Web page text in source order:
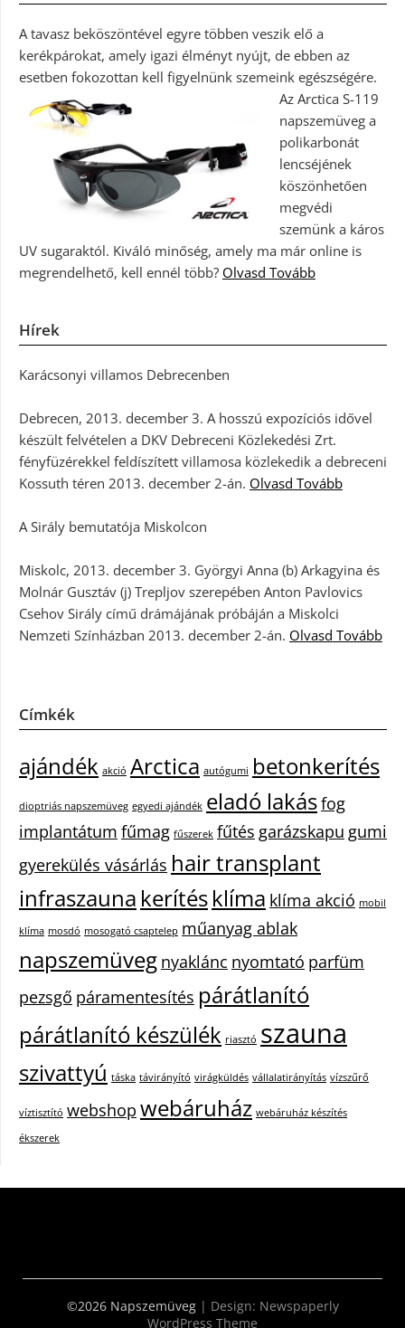
A tavasz beköszöntével egyre többen veszik elő a
kerékpárokat, amely igazi élményt nyújt, de ebben az
esetben fokozottan kell figyelnünk szemeink egészségére.
Az Arctica S-119
napszemüveg a
polikarbonát
lencséjének
köszönhetően
megvédi
szemünk a káros
UV sugaraktól. Kiváló minőség, amely ma már online is
megrendelhető, kell ennél több? Olvasd Tovább
Hírek
Karácsonyi villamos Debrecenben
Debrecen, 2013. december 3. A hosszú expozíciós idővel
készült felvételen a DKV Debreceni Közlekedési Zrt.
fényfüzérekkel feldíszített villamosa közlekedik a debreceni
Kossuth téren 2013. december 2-án. Olvasd Tovább
A Sirály bemutatója Miskolcon
Miskolc, 2013. december 3. Györgyi Anna (b) Arkagyina és
Molnár Gusztáv (j) Trepljov szerepében Anton Pavlovics
Csehov Sirály című drámájának próbáján a Miskolci
Nemzeti Színházban 2013. december 2-án. Olvasd Tovább
Címkék
ajándék akció Arctica autógumi betonkerítés
dioptriás napszemüveg egyedi ajándék eladó lakásfog
implantátum fűmag fűszerek fűtés garázskapu gumi
gyerekülés vásárlás hair transplant
infraszauna kerítésklíma klíma akció mobil
klíma mosdó mosogató csaptelep műanyag ablak
napszemüveg nyaklánc nyomtató parfüm
pezsgő páramentesítés párátlanító
párátlanító készülék riasztó szauna
szivattyú táska távirányító virágküldés vállalatirányítás vízszűrő
víztisztító webshop webáruház webáruház készítés
ékszerek
©2026 Napszemüveg | Design: Newspaperly
WordPress Theme